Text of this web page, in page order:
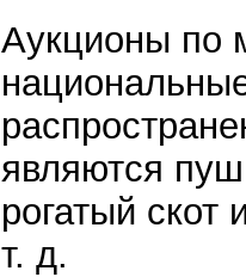
Аукционы по
являются
рогатый
т. д.